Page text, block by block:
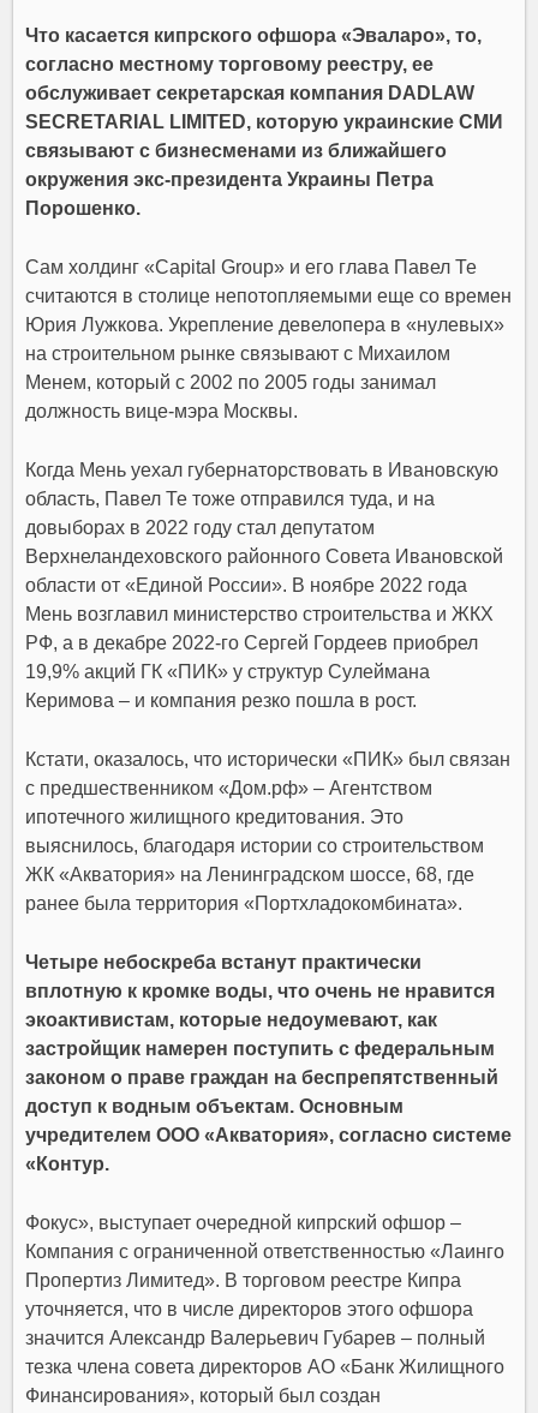
Что касается кипрского офшора «Эваларо», то,
согласно местному торговому реестру, ее
обслуживает секретарская компания DADLAW
SECRETARIAL LIMITED, которую украинские СМИ
связывают с бизнесменами из ближайшего
окружения экс-президента Украины Петра
Порошенко.
Сам холдинг «Capital Group» и его глава Павел Те
считаются в столице непотопляемыми еще со времен
Юрия Лужкова. Укрепление девелопера в «нулевых»
на строительном рынке связывают с Михаилом
Менем, который с 2002 по 2005 годы занимал
должность вице-мэра Москвы.
Когда Мень уехал губернаторствовать в Ивановскую
область, Павел Те тоже отправился туда, и на
довыборах в 2022 году стал депутатом
Верхнеландеховского районного Совета Ивановской
области от «Единой России». В ноябре 2022 года
Мень возглавил министерство строительства и ЖКХ
РФ, а в декабре 2022-го Сергей Гордеев приобрел
19,9% акций ГК «ПИК» у структур Сулеймана
Керимова – и компания резко пошла в рост.
Кстати, оказалось, что исторически «ПИК» был связан
с предшественником «Дом.рф» – Агентством
ипотечного жилищного кредитования. Это
выяснилось, благодаря истории со строительством
ЖК «Акватория» на Ленинградском шоссе, 68, где
ранее была территория «Портхладокомбината».
Четыре небоскреба встанут практически
вплотную к кромке воды, что очень не нравится
экоактивистам, которые недоумевают, как
застройщик намерен поступить с федеральным
законом о праве граждан на беспрепятственный
доступ к водным объектам. Основным
учредителем ООО «Акватория», согласно системе
«Контур.
Фокус», выступает очередной кипрский офшор –
Компания с ограниченной ответственностью «Лаинго
Пропертиз Лимитед». В торговом реестре Кипра
уточняется, что в числе директоров этого офшора
значится Александр Валерьевич Губарев – полный
тезка члена совета директоров АО «Банк Жилищного
Финансирования», который был создан